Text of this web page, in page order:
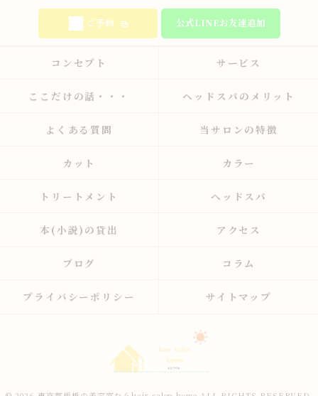
ご予約 公式LINEお友達追加
コンセプト サービス
ここだけの話・・・ ヘッドスパのメリット
よくある質問 当サロンの特徴
カット カラー
トリートメント ヘッドスパ
本(小説)の貸出 アクセス
ブログ コラム
プライバシーポリシー サイトマップ